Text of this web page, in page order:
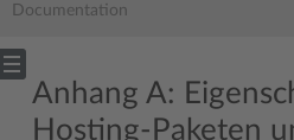
Documentation
Anhang A:
Hosting-Paketen